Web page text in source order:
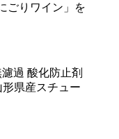
ごりワイン」を
過 酸化防止剤
県産スチュー